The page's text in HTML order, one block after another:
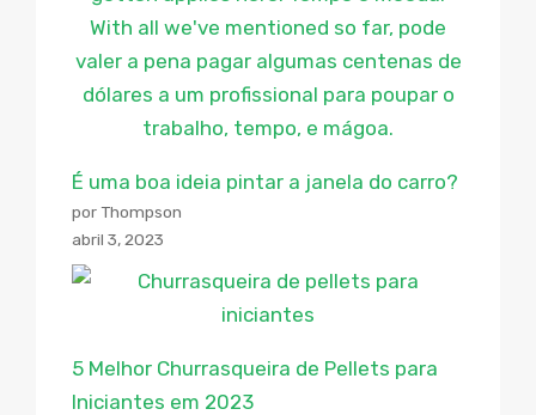
É uma boa ideia pintar a janela do carro?
por Thompson
abril 3, 2023
5 Melhor Churrasqueira de Pellets para
Iniciantes em 2023